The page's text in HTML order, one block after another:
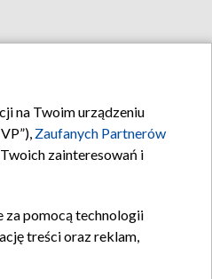
na Twoim urządzeniu
Zaufanych Partnerów
zainteresowań i
za pomocą technologii
treści oraz reklam,